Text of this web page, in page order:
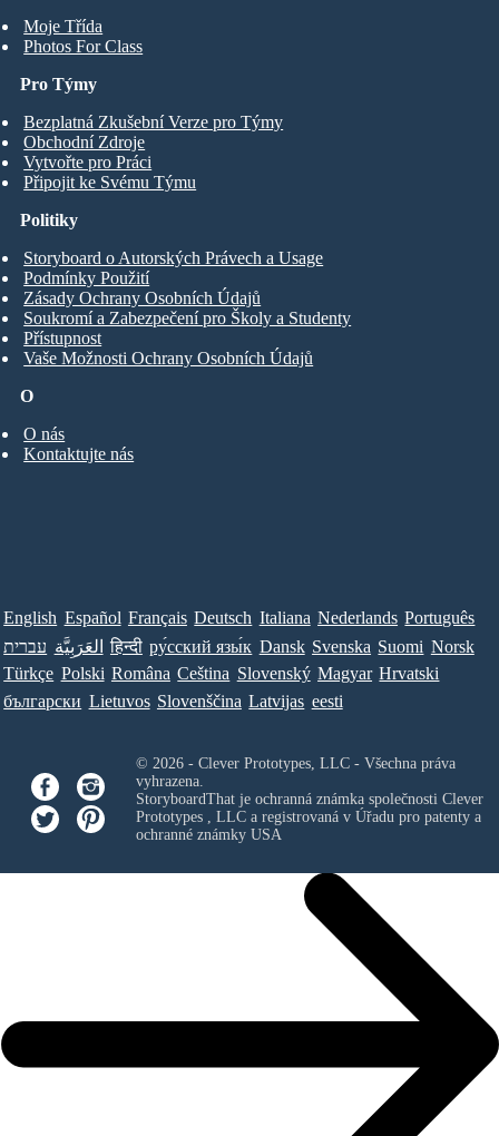
Moje Třída
Photos For Class
Pro Týmy
Bezplatná Zkušební Verze pro Týmy
Obchodní Zdroje
Vytvořte pro Práci
Připojit ke Svému Týmu
O
O nás
Kontaktujte nás
Politiky
Storyboard o Autorských Právech a Usage
Podmínky Použití
Zásady Ochrany Osobních Údajů
Soukromí a Zabezpečení pro Školy a Studenty
Přístupnost
Vaše Možnosti Ochrany Osobních Údajů
English Español Français Deutsch Italiana Nederlands Português
עברית العَرَبِيَّة हिन्दी ру́сский язы́к Dansk Svenska Suomi Norsk
Türkçe Polski Româna Ceština Slovenský Magyar Hrvatski
български Lietuvos Slovenščina Latvijas eesti
© 2026 - Clever Prototypes, LLC - Všechna práva
vyhrazena.
StoryboardThat je ochranná známka společnosti Clever
Prototypes , LLCa registrovaná v Úřadu pro patenty a
ochranné známky USA